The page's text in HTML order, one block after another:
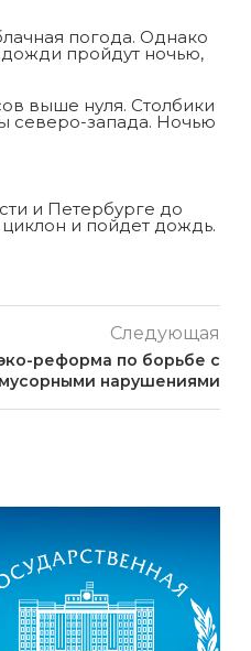
погода. Однако
пройдут ночью,
выше нуля. Столбики
северо-запада. Ночью
и Петербурге до
и пойдет дождь.
Следующая
реформа по борьбе с
мусорными нарушениями